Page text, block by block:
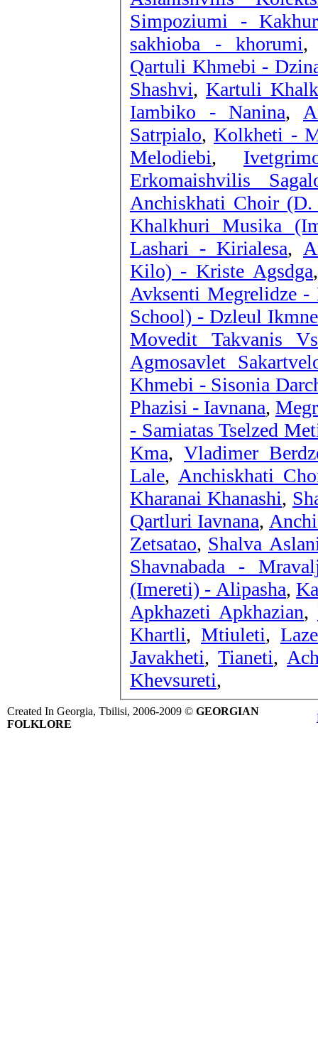
Simpoziumi -
sakhioba - khorumi
Qartuli Khmebi -
Shashvi, Kartuli
Iambiko - Nanina,
Satrpialo, Kolkheti -
Melodiebi,
Erkomaishvilis
Anchiskhati Choir
Khalkhuri Musika
Lashari - Kirialesa,
Kilo) - Kriste Agsdga
Avksenti Megrelidze -
School) - Dzleul
Movedit Takvanis
Agmosavlet
Khmebi - Sisonia
Phazisi - Iavnana,
- Samiatas Tselzed
Kma, Vladimer
Lale, Anchiskhati
Kharanai Khanashi,
Qartluri Iavnana,
Zetsatao, Shalva
Shavnabada -
(Imereti) - Alipasha,
Apkhazeti Apkhazian,
Khartli, Mtiuleti,
Javakheti, Tianeti,
Khevsureti,
Created In Georgia, Tbilisi, 2006-2009 © GEORGIAN
FOLKLORE